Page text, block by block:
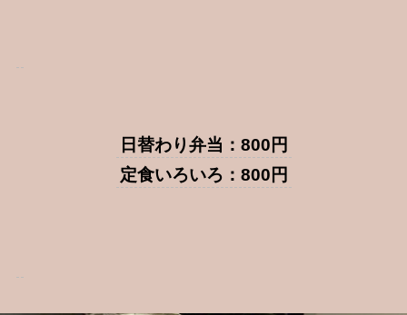
日替わり弁当：800円
定食いろいろ：800円